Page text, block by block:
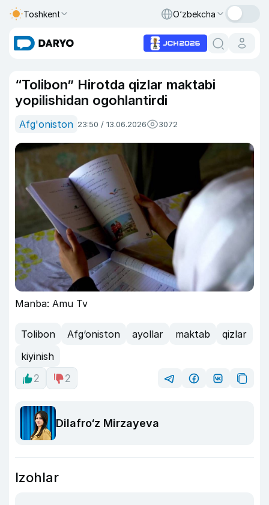
Toshkent O‘zbekcha
“Tolibon” Hirotda qizlar maktabi
yopilishidan ogohlantirdi
Afg'oniston 23:50 / 13.06.2026 3072
Manba: Amu Tv
Tolibon Afg‘oniston ayollar maktab
qizlar
kiyinish
2
2
Dilafro‘z Mirzayeva
Izohlar